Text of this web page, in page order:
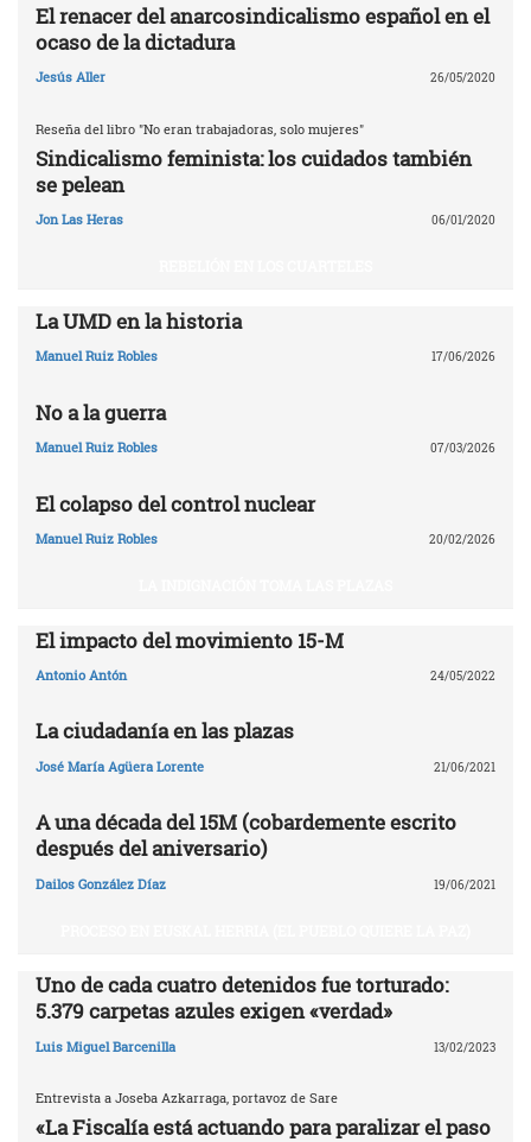
El renacer del anarcosindicalismo español en el
ocaso de la dictadura
Jesús Aller 26/05/2020
Reseña del libro "No eran trabajadoras, solo mujeres"
Sindicalismo feminista: los cuidados también
se pelean
Jon Las Heras 06/01/2020
La UMD en la historia
Manuel Ruiz Robles 17/06/2026
No a la guerra
Manuel Ruiz Robles 07/03/2026
El colapso del control nuclear
Manuel Ruiz Robles 20/02/2026
El impacto del movimiento 15-M
Antonio Antón 24/05/2022
La ciudadanía en las plazas
José María Agüera Lorente 21/06/2021
A una década del 15M (cobardemente escrito
después del aniversario)
Dailos González Díaz 19/06/2021
Uno de cada cuatro detenidos fue torturado:
5.379 carpetas azules exigen «verdad»
Luis Miguel Barcenilla 13/02/2023
Entrevista a Joseba Azkarraga, portavoz de Sare
«La Fiscalía está actuando para paralizar el paso